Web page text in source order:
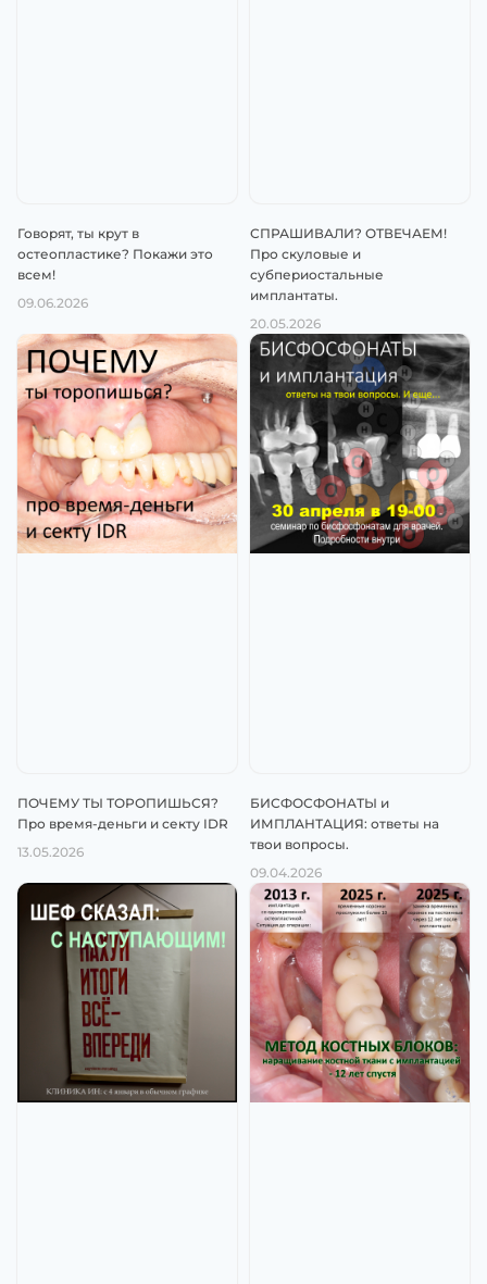
Говорят, ты крут в
остеопластике? Покажи это
всем!
09.06.2026
СПРАШИВАЛИ? ОТВЕЧАЕМ!
Про скуловые и
субпериостальные
имплантаты.
20.05.2026
ПОЧЕМУ ТЫ ТОРОПИШЬСЯ?
Про время-деньги и секту IDR
13.05.2026
БИСФОСФОНАТЫ и
ИМПЛАНТАЦИЯ: ответы на
твои вопросы.
09.04.2026